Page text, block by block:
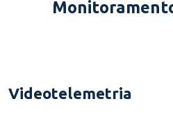
Videotelemetria